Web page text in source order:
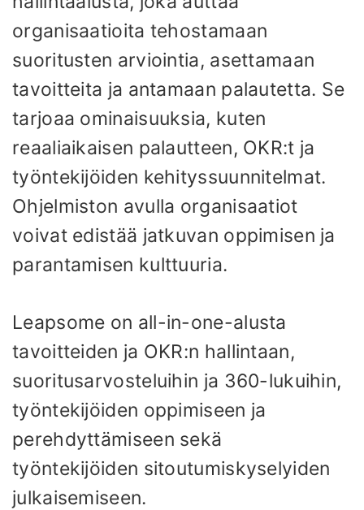
organisaatioita tehostamaan
suoritusten arviointia, asettamaan
tavoitteita ja antamaan palautetta. Se
tarjoaa ominaisuuksia, kuten
reaaliaikaisen palautteen, OKR:t ja
työntekijöiden kehityssuunnitelmat.
Ohjelmiston avulla organisaatiot
voivat edistää jatkuvan oppimisen ja
parantamisen kulttuuria.
Leapsome on all-in-one-alusta
tavoitteiden ja OKR:n hallintaan,
suoritusarvosteluihin ja 360-lukuihin,
työntekijöiden oppimiseen ja
perehdyttämiseen sekä
työntekijöiden sitoutumiskyselyiden
julkaisemiseen.